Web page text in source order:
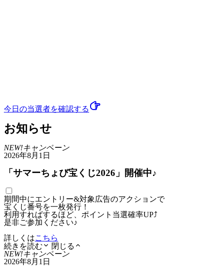
今日の当選者を確認する
お知らせ
NEW!キャンペーン
2026年8月1日
「サマーちょび宝くじ2026」開催中♪
期間中にエントリー&対象広告のアクションで
宝くじ番号を一枚発行！
利用すればするほど、ポイント当選確率UP⤴
是非ご参加ください♪
詳しくはこちら
続きを読む
閉じる
NEW!キャンペーン
2026年8月1日